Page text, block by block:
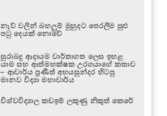
නැව් වලින් බහලුම් මුහුදට පෙරලීම සුළු
පටු දෙයක් නොවේ
සුරාබදු ආදායම වාර්තාගත ලෙස ඉහළ
යාම සහ ආත්මභක්ෂක උරගයාගේ කතාව
– ආචාර්ය ප්‍රණීත් අභයසුන්දර හිටපු
මානව විද්‍යා මහාචාර්ය
විශ්වවිද්‍යාල කඩඉම් ලකුණු නිකුත් කෙරේ